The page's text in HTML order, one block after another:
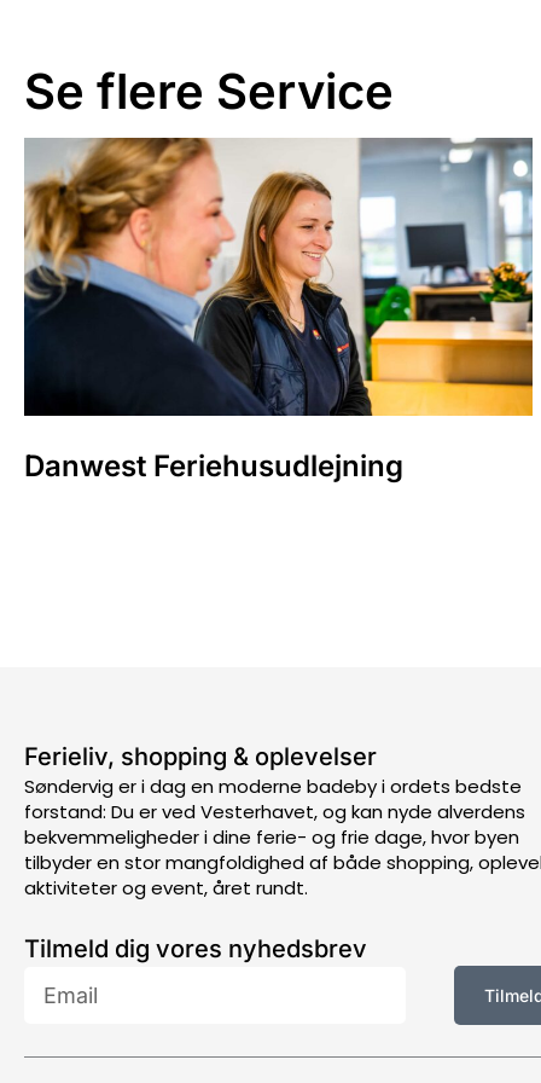
Se flere Service
Danwest Feriehusudlejning
Ferieliv, shopping & oplevelser
Søndervig er i dag en moderne badeby i ordets bedste
forstand: Du er ved Vesterhavet, og kan nyde alverdens
bekvemmeligheder i dine ferie- og frie dage, hvor byen
tilbyder en stor mangfoldighed af både shopping,
aktiviteter og event, året rundt.
Tilmeld dig vores nyhedsbrev